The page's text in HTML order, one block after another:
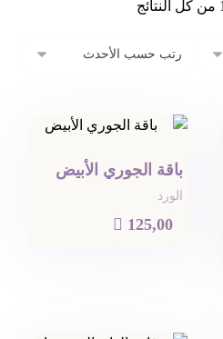
باقة الجوري الأبيض
الورد
 125,00